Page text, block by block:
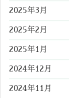
2025年3月
2025年2月
2025年1月
2024年12月
2024年11月